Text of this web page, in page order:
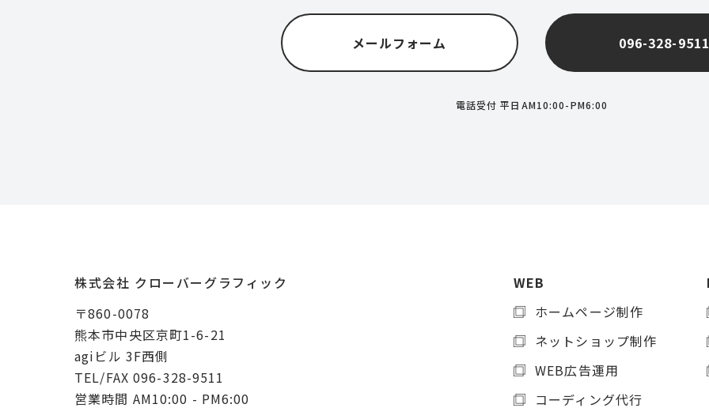
メールフォーム 096-328-
電話受付 平日AM10:00-PM6:00
株式会社 クローバーグラフィック
〒860-0078
熊本市中央区京町1-6-21
agiビル 3F西側
TEL/FAX 096-328-9511
営業時間 AM10:00 - PM6:00
WEB
ホームページ制作
ネットショップ制作
WEB広告運用
コーディング代行